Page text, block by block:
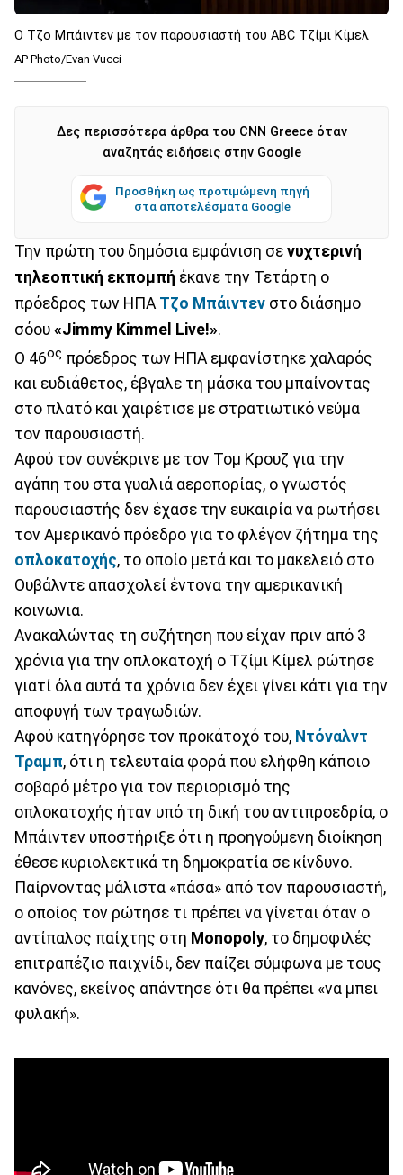
Ο Τζο Μπάιντεν με τον παρουσιαστή του ABC Τζίμι Κίμελ
AP Photo/Evan Vucci
Δες περισσότερα άρθρα του CNN Greece όταν
αναζητάς ειδήσεις στην Google
Προσθήκη ως προτιμώμενη πηγή
στα αποτελέσματα Google
Την πρώτη του δημόσια εμφάνιση σε νυχτερινή
τηλεοπτική εκπομπή έκανε την Τετάρτη ο
πρόεδρος των ΗΠΑ Τζο Μπάιντεν στο διάσημο
σόου «Jimmy Kimmel Live!».
Ο 46ος πρόεδρος των ΗΠΑ εμφανίστηκε χαλαρός
και ευδιάθετος, έβγαλε τη μάσκα του μπαίνοντας
στο πλατό και χαιρέτισε με στρατιωτικό νεύμα
τον παρουσιαστή.
Αφού τον συνέκρινε με τον Τομ Κρουζ για την
αγάπη του στα γυαλιά αεροπορίας, ο γνωστός
παρουσιαστής δεν έχασε την ευκαιρία να ρωτήσει
τον Αμερικανό πρόεδρο για το φλέγον ζήτημα της
οπλοκατοχής, το οποίο μετά και το μακελειό στο
Ουβάλντε απασχολεί έντονα την αμερικανική
κοινωνια.
Ανακαλώντας τη συζήτηση που είχαν πριν από 3
χρόνια για την οπλοκατοχή ο Τζίμι Κίμελ ρώτησε
γιατί όλα αυτά τα χρόνια δεν έχει γίνει κάτι για την
αποφυγή των τραγωδιών.
Αφού κατηγόρησε τον προκάτοχό του, Ντόναλντ
Τραμπ, ότι η τελευταία φορά που ελήφθη κάποιο
σοβαρό μέτρο για τον περιορισμό της
οπλοκατοχής ήταν υπό τη δική του αντιπροεδρία, ο
Μπάιντεν υποστήριξε ότι η προηγούμενη διοίκηση
έθεσε κυριολεκτικά τη δημοκρατία σε κίνδυνο.
Παίρνοντας μάλιστα «πάσα» από τον παρουσιαστή,
ο οποίος τον ρώτησε τι πρέπει να γίνεται όταν ο
αντίπαλος παίχτης στη Monopoly, το δημοφιλές
επιτραπέζιο παιχνίδι, δεν παίζει σύμφωνα με τους
κανόνες, εκείνος απάντησε ότι θα πρέπει «να μπει
φυλακή».